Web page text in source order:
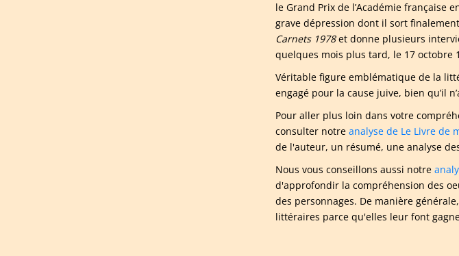
le Grand Prix de l’Académie française
grave dépression dont il sort
Carnets1978et donne plusieurs
quelques mois plus tard, le 17 octobre
Véritable figure emblématique de la
engagé pour la cause juive, bien qu’il
Pour aller plus loin dans votre
consulter notre analyse de Le Livre de
de l'auteur, un résumé, une analyse
Nous vous conseillons aussi notre
d'approfondir la compréhension des
des personnages. De manière
littéraires parce qu'elles leur font